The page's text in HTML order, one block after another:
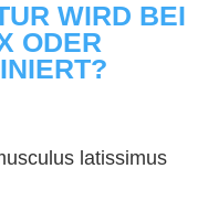
WIRD BEI
ODER
latissimus